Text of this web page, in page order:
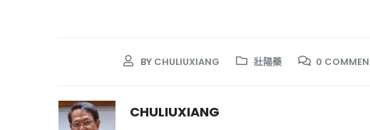
BY CHULIUXIANG 壯陽藥 0
CHULIUXIANG